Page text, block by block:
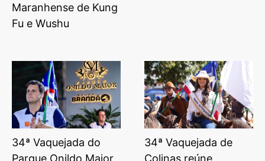
Maranhense de Kung
Fu e Wushu
34ª Vaquejada do
Parque Onildo Maior
34ª Vaquejada de
Colinas reúne